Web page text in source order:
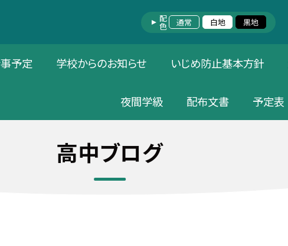
配色 通常 白地 黒地
予定 学校からのお知らせ いじめ防止基本方針
夜間学級 配布文書 予定表
高中ブログ